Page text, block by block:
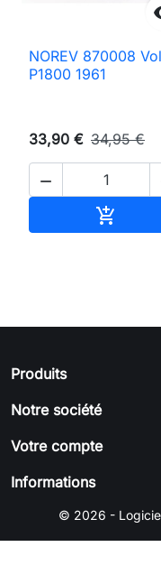
NOREV 870008
P1800 1961
33,90 € 34,95 €


Produits
Notre société
Votre compte
Informations
© 2026 -